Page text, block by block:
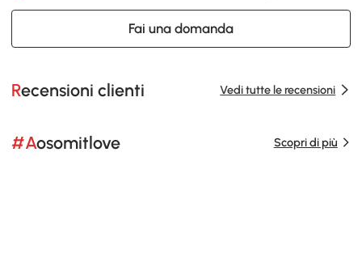
Fai una domanda
Recensioni clienti Vedi tutte le recensioni
#Aosomitlove Scopri di più